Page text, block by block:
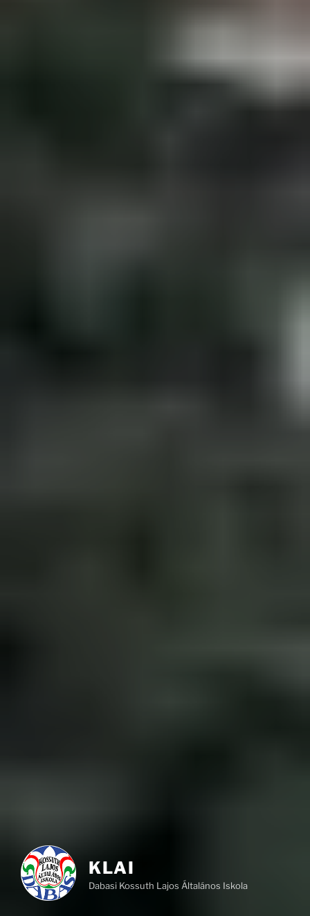
KLAI
Dabasi Kossuth Lajos Általános Iskola